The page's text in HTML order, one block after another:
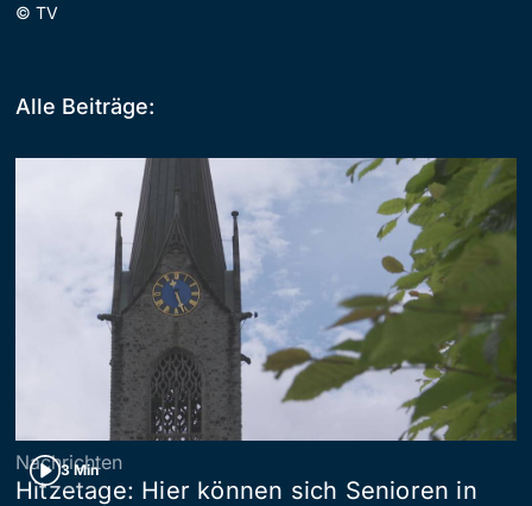
© TV
Alle Beiträge:
3 Min
Nachrichten
Hitzetage: Hier können sich Senioren in